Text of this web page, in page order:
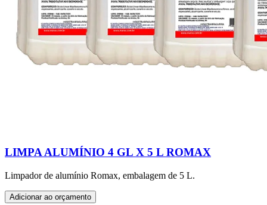
LIMPA ALUMÍNIO 4 GL X 5 L ROMAX
Limpador de alumínio Romax, embalagem de 5 L.
Adicionar ao orçamento